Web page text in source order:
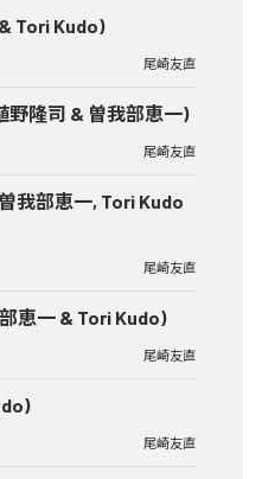
Tori Kudo)
尾崎友直
隆司 & 曽我部恵一)
尾崎友直
我部恵一, Tori Kudo
尾崎友直
恵一 & Tori Kudo)
尾崎友直
尾崎友直